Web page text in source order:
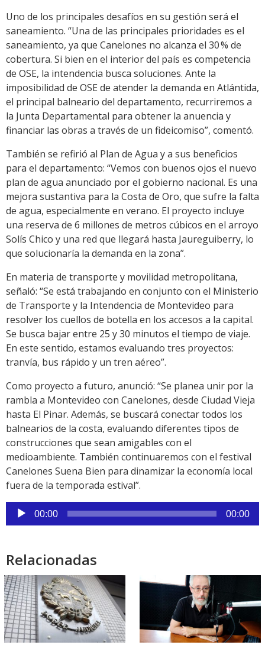
Uno de los principales desafíos en su gestión será el
saneamiento. “Una de las principales prioridades es el
saneamiento, ya que Canelones no alcanza el 30 % de
cobertura. Si bien en el interior del país es competencia
de OSE, la intendencia busca soluciones. Ante la
imposibilidad de OSE de atender la demanda en Atlántida,
el principal balneario del departamento, recurriremos a
la Junta Departamental para obtener la anuencia y
financiar las obras a través de un fideicomiso”, comentó.
También se refirió al Plan de Agua y a sus beneficios
para el departamento: “Vemos con buenos ojos el nuevo
plan de agua anunciado por el gobierno nacional. Es una
mejora sustantiva para la Costa de Oro, que sufre la falta
de agua, especialmente en verano. El proyecto incluye
una reserva de 6 millones de metros cúbicos en el arroyo
Solís Chico y una red que llegará hasta Jaureguiberry, lo
que solucionaría la demanda en la zona”.
En materia de transporte y movilidad metropolitana,
señaló: “Se está trabajando en conjunto con el Ministerio
de Transporte y la Intendencia de Montevideo para
resolver los cuellos de botella en los accesos a la capital.
Se busca bajar entre 25 y 30 minutos el tiempo de viaje.
En este sentido, estamos evaluando tres proyectos:
tranvía, bus rápido y un tren aéreo”.
Como proyecto a futuro, anunció: “Se planea unir por la
rambla a Montevideo con Canelones, desde Ciudad Vieja
hasta El Pinar. Además, se buscará conectar todos los
balnearios de la costa, evaluando diferentes tipos de
construcciones que sean amigables con el
medioambiente. También continuaremos con el festival
Canelones Suena Bien para dinamizar la economía local
fuera de la temporada estival”.
Reproductor
de
00:00 00:00
Relacionadas